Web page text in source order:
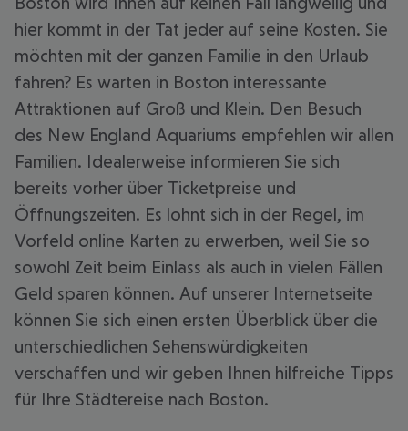
hier kommt in der Tat jeder auf seine Kosten. Sie
möchten mit der ganzen Familie in den Urlaub
fahren? Es warten in Boston interessante
Attraktionen auf Groß und Klein. Den Besuch
des New England Aquariums empfehlen wir allen
Familien. Idealerweise informieren Sie sich
bereits vorher über Ticketpreise und
Öffnungszeiten. Es lohnt sich in der Regel, im
Vorfeld online Karten zu erwerben, weil Sie so
sowohl Zeit beim Einlass als auch in vielen Fällen
Geld sparen können. Auf unserer Internetseite
können Sie sich einen ersten Überblick über die
unterschiedlichen Sehenswürdigkeiten
verschaffen und wir geben Ihnen hilfreiche Tipps
für Ihre Städtereise nach Boston.